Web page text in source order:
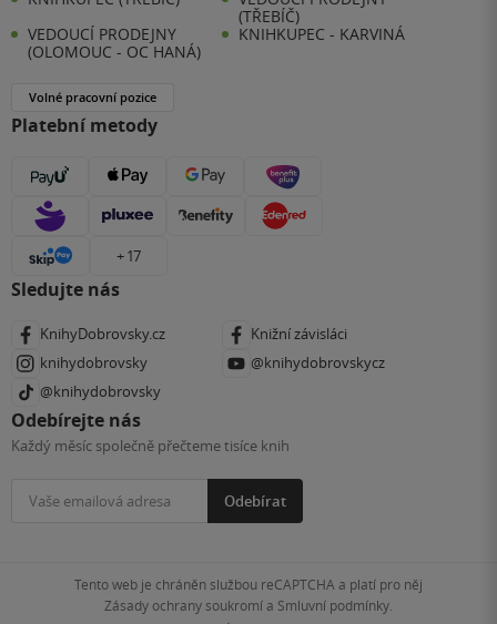
(TŘEBÍČ)
VEDOUCÍ PRODEJNY
(OLOMOUC - OC HANÁ)
KNIHKUPEC - KARVINÁ
Volné pracovní pozice
Platební metody
+ 17
Sledujte nás
KnihyDobrovsky.cz
Knižní závisláci
knihydobrovsky
@knihydobrovskycz
@knihydobrovsky
Odebírejte nás
Každý měsíc společně přečteme tisíce knih
Odebírat
Tento web je chráněn službou reCAPTCHA a platí pro něj
Zásady ochrany soukromía Smluvní podmínky